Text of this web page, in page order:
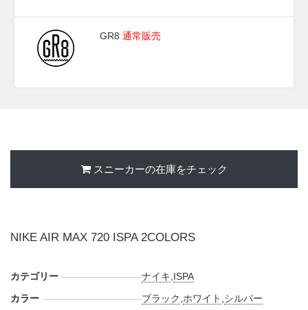
GR8 通常販売
スニーカーの在庫をチェック
NIKE AIR MAX 720 ISPA 2COLORS
カテゴリー ナイキ ISPA
カラー
ブラック ホワイト シルバー